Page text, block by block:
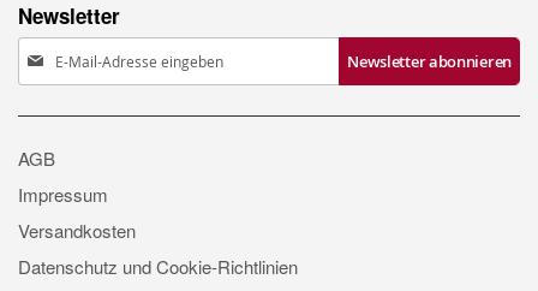
Newsletter
Anmeldung
zum
Newsletter:
Newsletter abonnieren
AGB
Impressum
Versandkosten
Datenschutz und Cookie-Richtlinien